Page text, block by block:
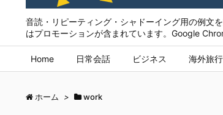
音読・リピーティング・シャドーイング用の例文
はプロモーションが含まれています。Google
Home 日常会話 ビジネス 海外旅行
ホーム > work